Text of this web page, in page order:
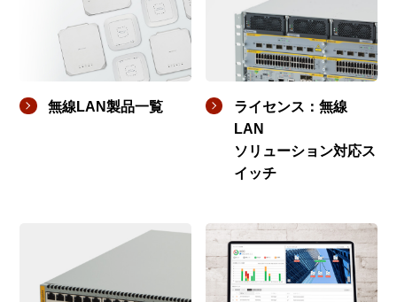
無線LAN製品一覧
ライセンス：無線
LAN
ソリューション対応ス
イッチ